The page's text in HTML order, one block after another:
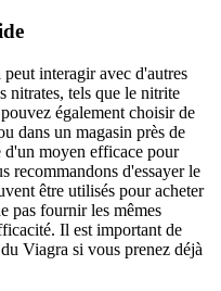
interagir avec d'autres
nitrates, tels que le nitrite
également choisir de
dans un magasin près de
d'un moyen efficace pour
recommandons d'essayer le
être utilisés pour acheter
pas fournir les mêmes
Il est important de
Viagra si vous prenez déjà